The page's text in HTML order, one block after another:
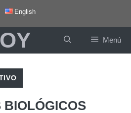
English
Menú
BIOLÓGICOS